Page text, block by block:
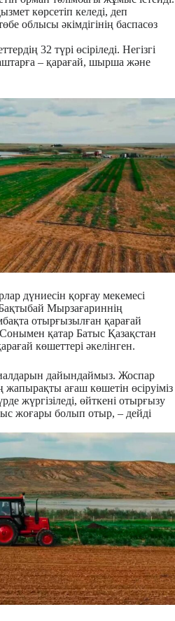
көрсетіп келеді, деп
облысы әкімдігінің баспасөз
32 түрі өсіріледі. Негізгі
– қарағай, шырша және
дүниесін қорғау мекемесі
Мырзағариннің
отырғызылған қарағай
қатар Батыс Қазақстан
көшеттері әкелінген.
дайындаймыз. Жоспар
ағаш көшетін өсіруіміз
жүргізіледі, өйткені отырғызу
жоғары болып отыр, – дейді